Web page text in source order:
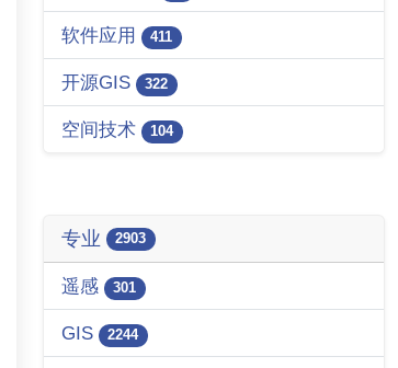
软件应用 411
开源GIS 322
空间技术 104
专业 2903
遥感 301
GIS 2244